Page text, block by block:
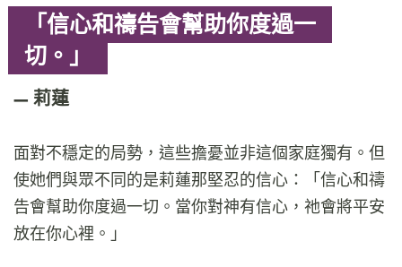
「信心和禱告會幫助你度過一
切。」
莉蓮
面對不穩定的局勢，這些擔憂並非這個家庭獨有。但
使她們與眾不同的是莉蓮那堅忍的信心：「信心和禱
告會幫助你度過一切。當你對神有信心，祂會將平安
放在你心裡。」